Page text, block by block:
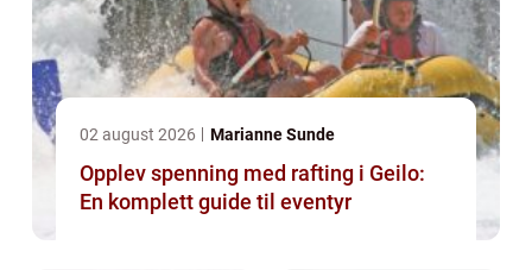
02 august 2026 Marianne Sunde
Opplev spenning med rafting i Geilo:
En komplett guide til eventyr